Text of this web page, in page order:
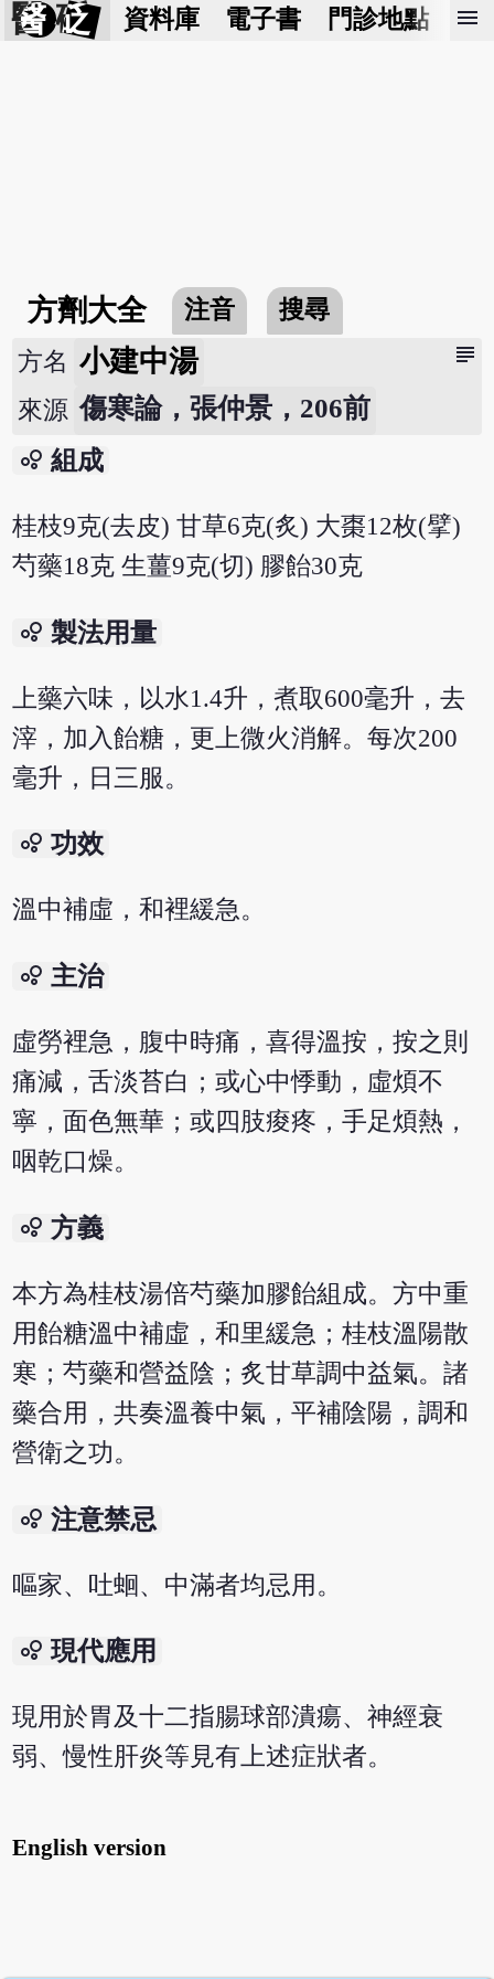
醫 砭 資料庫 電子書 門診地點 預
menu
方劑大全 注音 搜尋
subject
方名 小建中湯
來源 傷寒論，張仲景，206前
bubble_chart 組成
桂枝9克(去皮) 甘草6克(炙) 大棗12枚(擘)
芍藥18克 生薑9克(切) 膠飴30克
bubble_chart 製法用量
上藥六味，以水1.4升，煮取600毫升，去
滓，加入飴糖，更上微火消解。每次200
毫升，日三服。
bubble_chart 功效
溫中補虛，和裡緩急。
bubble_chart 主治
虛勞裡急，腹中時痛，喜得溫按，按之則
痛減，舌淡苔白；或心中悸動，虛煩不
寧，面色無華；或四肢痠疼，手足煩熱，
咽乾口燥。
bubble_chart 方義
本方為桂枝湯倍芍藥加膠飴組成。方中重
用飴糖溫中補虛，和里緩急；桂枝溫陽散
寒；芍藥和營益陰；炙甘草調中益氣。諸
藥合用，共奏溫養中氣，平補陰陽，調和
營衛之功。
bubble_chart 注意禁忌
嘔家、吐蛔、中滿者均忌用。
bubble_chart 現代應用
現用於胃及十二指腸球部潰瘍、神經衰
弱、慢性肝炎等見有上述症狀者。
English version